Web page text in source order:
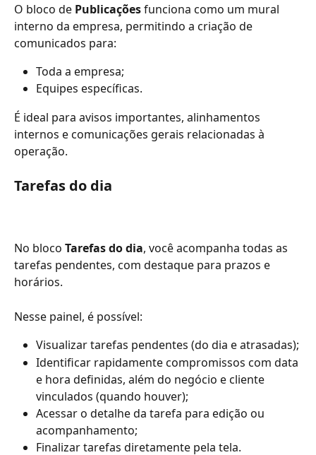
O bloco de Publicações funciona como um mural
interno da empresa, permitindo a criação de
comunicados para:
Toda a empresa;
Equipes específicas.
É ideal para avisos importantes, alinhamentos
internos e comunicações gerais relacionadas à
operação.
Tarefas do dia
No bloco Tarefas do dia, você acompanha todas as
tarefas pendentes, com destaque para prazos e
horários.
Nesse painel, é possível:
Visualizar tarefas pendentes (do dia e atrasadas);
Identificar rapidamente compromissos com data
e hora definidas, além do negócio e cliente
vinculados (quando houver);
Acessar o detalhe da tarefa para edição ou
acompanhamento;
Finalizar tarefas diretamente pela tela.